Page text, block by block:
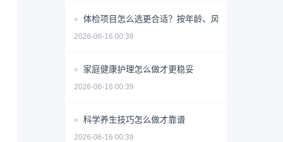
体检项目怎么选更合适？按年龄、风险和需求做判断
2026-06-16 00:39
家庭健康护理怎么做才更稳妥
2026-06-16 00:39
科学养生技巧怎么做才靠谱
2026-06-16 00:39